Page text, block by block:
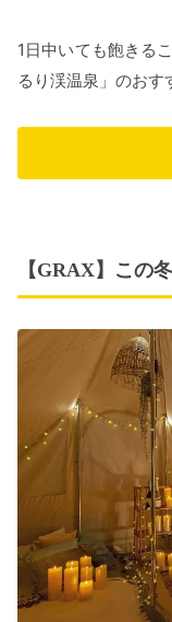
1日中いても飽きる
るり渓温泉」のお
【GRAX】この